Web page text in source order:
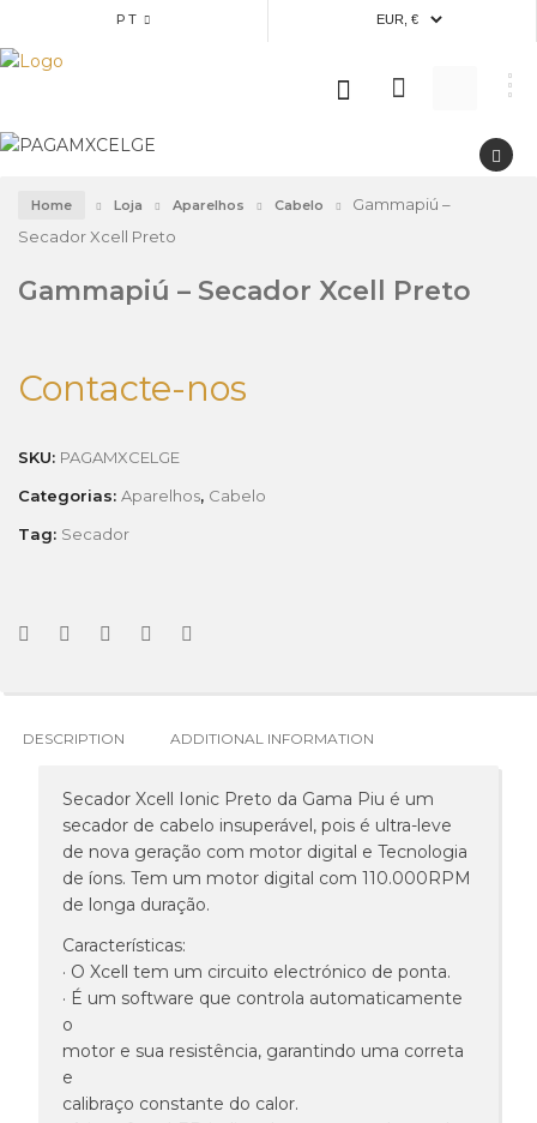
PT
Home Loja Aparelhos Cabelo
Gammapiú –
Secador Xcell Preto
Gammapiú – Secador Xcell Preto
Contacte-nos
SKU: PAGAMXCELGE
Categorias: Aparelhos, Cabelo
Tag: Secador
DESCRIPTION ADDITIONAL INFORMATION
Secador Xcell Ionic Preto da Gama Piu é um
secador de cabelo insuperável, pois é ultra-leve
de nova geração com motor digital e Tecnologia
de íons. Tem um motor digital com 110.000RPM
de longa duração.
Características:
· O Xcell tem um circuito electrónico de ponta.
· É um software que controla automaticamente
o
motor e sua resistência, garantindo uma correta
e
calibraço constante do calor.